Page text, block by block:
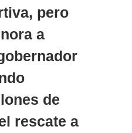
pero
a
de
rescate a